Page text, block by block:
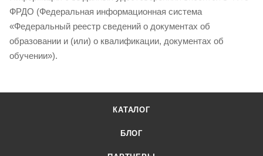
ФРДО (Федеральная информационная система
«Федеральный реестр сведений о документах об
образовании и (или) о квалификации, документах об
обучении»).
КАТАЛОГ
БЛОГ